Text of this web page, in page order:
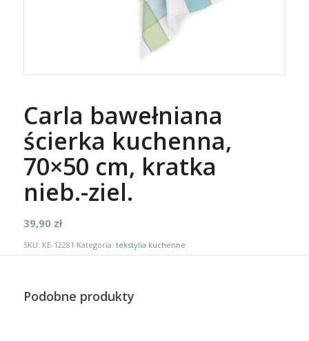
Carla bawełniana
ścierka kuchenna,
70×50 cm, kratka
nieb.-ziel.
39,90 zł
SKU: KE-12281 Kategoria: tekstylia kuchenne
Podobne produkty